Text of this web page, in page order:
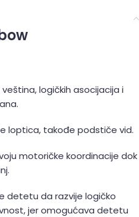
logičkih asocijacija i
loptica, takođe podstiče vid.
motoričke koordinacije dok
detetu da razvije logičko
jer omogućava detetu